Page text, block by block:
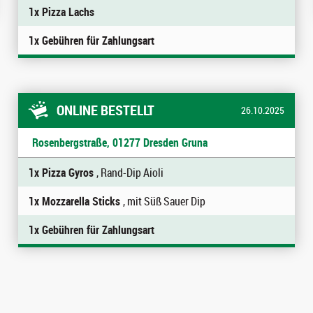
1x Pizza Lachs
1x Gebühren für Zahlungsart
ONLINE BESTELLT 26.10.2025
Rosenbergstraße, 01277 Dresden Gruna
1x Pizza Gyros, Rand-Dip Aioli
1x Mozzarella Sticks, mit Süß Sauer Dip
1x Gebühren für Zahlungsart